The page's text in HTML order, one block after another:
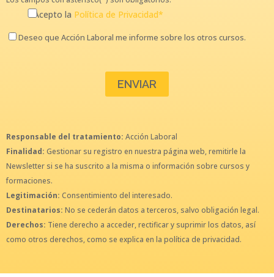
Acepto la Política de Privacidad*
Deseo que Acción Laboral me informe sobre los otros cursos.
Responsable del tratamiento: Acción Laboral
Finalidad: Gestionar su registro en nuestra página web, remitirle la
Newsletter si se ha suscrito a la misma o información sobre cursos y
formaciones.
Legitimación: Consentimiento del interesado.
Destinatarios: No se cederán datos a terceros, salvo obligación legal.
Derechos: Tiene derecho a acceder, rectificar y suprimir los datos, así
como otros derechos, como se explica en la política de privacidad.